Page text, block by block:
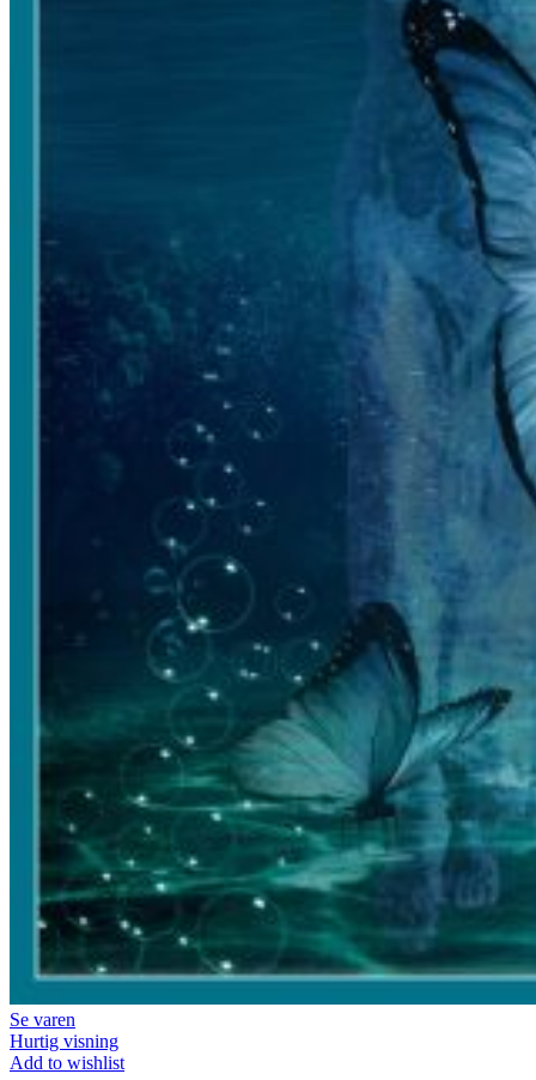
Se varen
Hurtig visning
Add to wishlist